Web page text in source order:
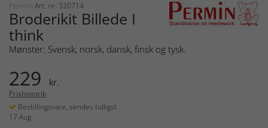
Permin Art. nr: 320714
Broderikit Billede I
think
Mønster: Svensk, norsk, dansk, finsk og tysk.
229 kr.
Prishistorik
Bestillingsvare, sendes tidligst
17 Aug